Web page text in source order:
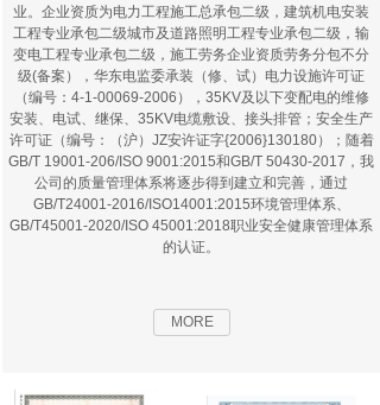
业。企业资质为电力工程施工总承包二级，建筑机电安装
工程专业承包二级城市及道路照明工程专业承包二级，输
变电工程专业承包二级，施工劳务企业资质劳务分包不分
级(备案），华东电监委承装（修、试）电力设施许可证
（编号：4-1-00069-2006），35KV及以下变配电的维修
安装、电试、继保、35KV电缆敷设、接头排管；安全生产
许可证（编号：（沪）JZ安许证字{2006}130180）；随着
GB/T 19001-206/ISO 9001:2015和GB/T 50430-2017，我
公司的质量管理体系将逐步得到建立和完善，通过
GB/T24001-2016/ISO14001:2015环境管理体系、
GB/T45001-2020/ISO 45001:2018职业安全健康管理体系
的认证。
MORE